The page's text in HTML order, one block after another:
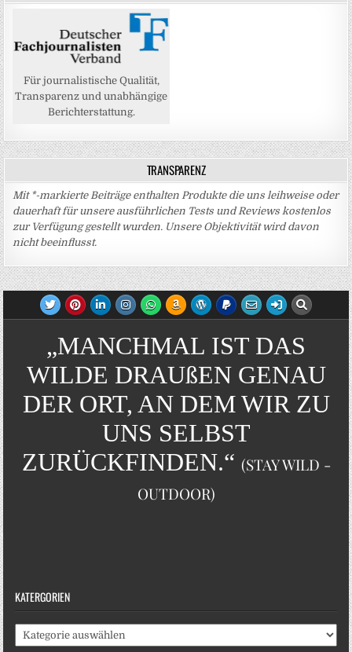
Für journalistische Qualität,
Transparenz und unabhängige
Berichterstattung.
TRANSPARENZ
Mit *-markierte Beiträge enthalten Produkte die uns leihweise oder
dauerhaft für unsere ausführlichen Tests und Reviews kostenlos
zur Verfügung gestellt wurden. Unsere Objektivität wird davon
nicht beeinflusst.
„MANCHMAL IST DAS
WILDE DRAUßEN GENAU
DER ORT, AN DEM WIR ZU
UNS SELBST
ZURÜCKFINDEN.“ (STAY WILD -
OUTDOOR)
KATERGORIEN
Katergorien